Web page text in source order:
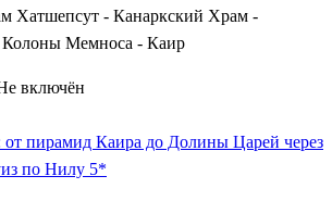
Хатшепсут - Канаркский Храм -
Мемноса - Каир
включён
пирамид Каира до Долины Царей через
по Нилу 5*